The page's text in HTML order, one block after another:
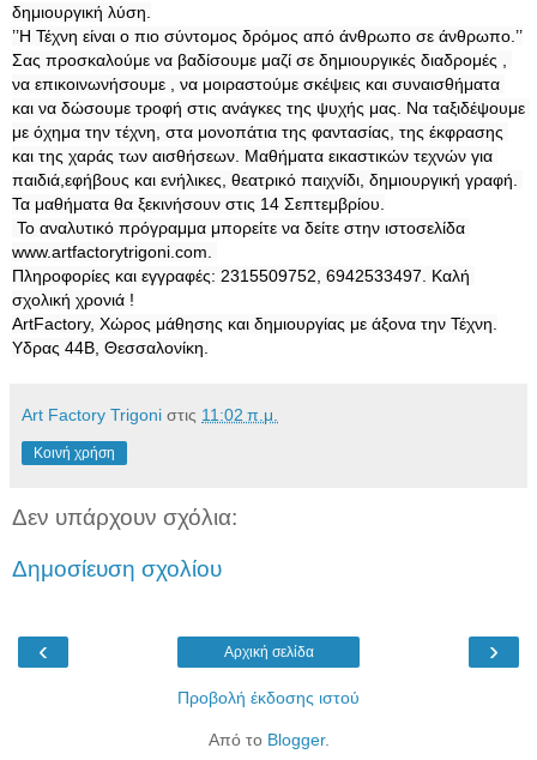
δημιουργική λύση.
’’Η Τέχνη είναι ο πιο σύντομος δρόμος από άνθρωπο σε άνθρωπο.’’
Σας προσκαλούμε να βαδίσουμε μαζί σε δημιουργικές διαδρομές ,
να επικοινωνήσουμε , να μοιραστούμε σκέψεις και συναισθήματα
και να δώσουμε τροφή στις ανάγκες της ψυχής μας. Να ταξιδέψουμε
με όχημα την τέχνη, στα μονοπάτια της φαντασίας, της έκφρασης
και της χαράς των αισθήσεων. Μαθήματα εικαστικών τεχνών για
παιδιά,εφήβους και ενήλικες, θεατρικό παιχνίδι, δημιουργική γραφή.
Τα μαθήματα θα ξεκινήσουν στις 14 Σεπτεμβρίου.
www.artfactorytrigoni.com.
Πληροφορίες και εγγραφές: 2315509752, 6942533497. Καλή
σχολική χρονιά !
ArtFactory, Χώρος μάθησης και δημιουργίας με άξονα την Τέχνη.
Υδρας 44Β, Θεσσαλονίκη.
Art Factory Trigoni στις 11:02 π.μ.
Κοινή χρήση
Δεν υπάρχουν σχόλια:
Δημοσίευση σχολίου
‹ ›
Αρχική σελίδα
Προβολή έκδοσης ιστού
Από το Blogger.